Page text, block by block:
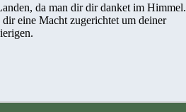
da man dir dir danket im Himmel.
eine Macht zugerichtet um deiner